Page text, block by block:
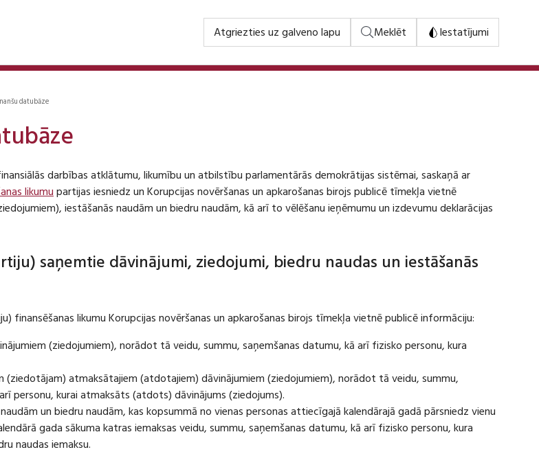
Atgriezties uz galveno lapu Meklēt Iestatījumi
datubāze
darbības atklātumu, likumību un atbilstību parlamentārās demokrātijas sistēmai, saskaņā ar
likumupartijas iesniedz un Korupcijas novēršanas un apkarošanas birojs publicē tīmekļa vietnē
iestāšanās naudām un biedru naudām, kā arī to vēlēšanu ieņēmumu un izdevumu deklarācijas
saņemtie dāvinājumi, ziedojumi, biedru naudas un iestāšanās
finansēšanas likumu Korupcijas novēršanas un apkarošanas birojs tīmekļa vietnē publicē informāciju:
(ziedojumiem), norādot tā veidu, summu, saņemšanas datumu, kā arī fizisko personu, kura
(ziedotājam) atmaksātajiem (atdotajiem) dāvinājumiem (ziedojumiem), norādot tā veidu, summu,
personu, kurai atmaksāts (atdots) dāvinājums (ziedojums).
un biedru naudām, kas kopsummā no vienas personas attiecīgajā kalendārajā gadā pārsniedz vienu
gada sākuma katras iemaksas veidu, summu, saņemšanas datumu, kā arī fizisko personu, kura
naudas iemaksu.